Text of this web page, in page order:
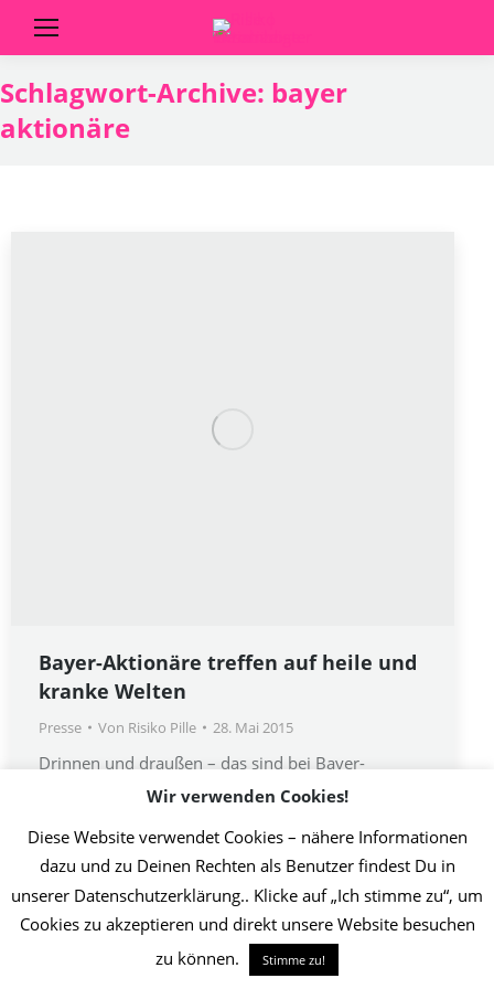
Schlagwort-Archive: bayer
aktionäre
Bayer-Aktionäre treffen auf heile und
kranke Welten
Presse Von Risiko Pille 28. Mai 2015
Drinnen und draußen – das sind bei Bayer-
Hauptversammlungen zwei völlig unterschiedliche
2019 Initiative Thrombose-Geschädigter | Umsetzung Christin Jost
Info
Wir verwenden Cookies!
Diese Website verwendet Cookies – nähere Informationen
dazu und zu Deinen Rechten als Benutzer findest Du in
unserer Datenschutzerklärung.. Klicke auf „Ich stimme zu“, um
Cookies zu akzeptieren und direkt unsere Website besuchen
zu können.
Stimme zu!